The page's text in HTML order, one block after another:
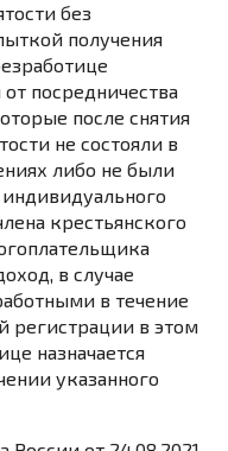
без
получения
посредничества
после снятия
не состояли в
либо не были
крестьянского
в случае
в течение
регистрации в этом
назначается
указанного